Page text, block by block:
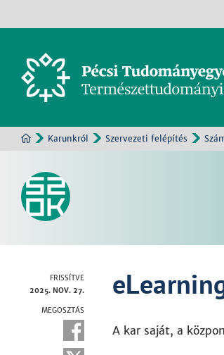
Karunkról Szervezeti felépítés
FRISSÍTVE
2025. NOV. 27.
MEGOSZTÁS
A kar saját, a